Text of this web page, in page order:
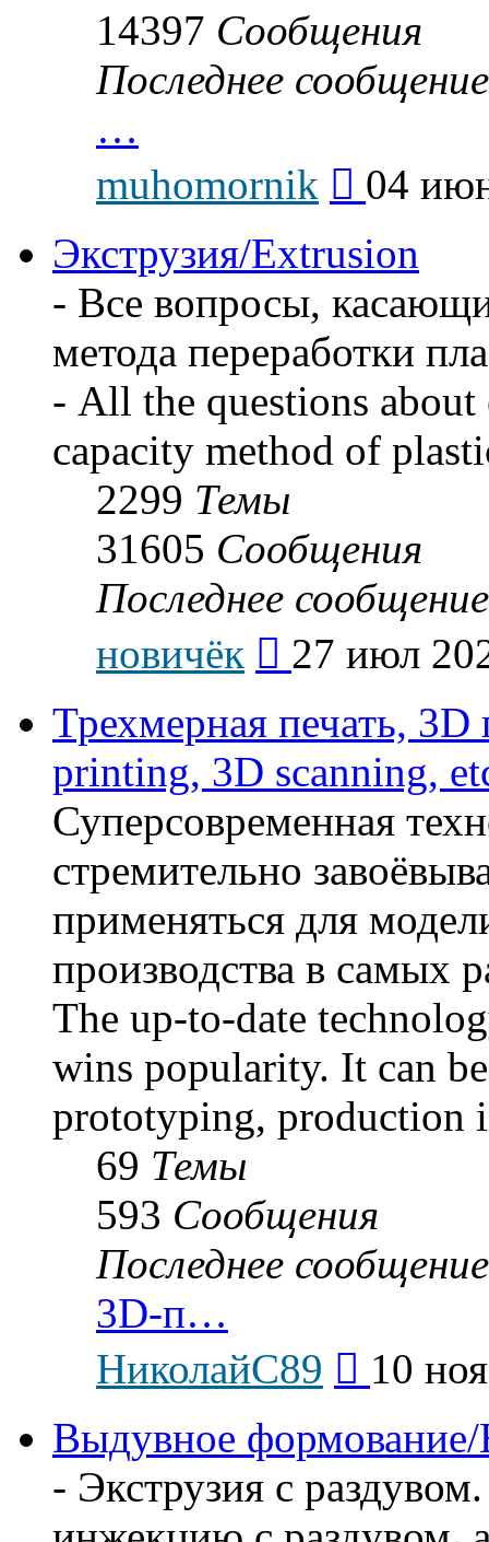
14397 Сообщения
Последнее сообщение
…
muhomornik
последнему
04
Экструзия/Extrusion
- Все вопросы,
метода переработки
- All the questions
capacity method of
2299 Темы
31605 Сообщения
Последнее сообщение
новичёк
последнему
27 июл
Трехмерная печать,
printing, 3D scanning,
Суперсовременная
стремительно
применяться для
производства в самых
The up-to-date
wins popularity. It can
prototyping, production
69 Темы
593 Сообщения
Последнее сообщение
3D-п…
НиколайС89
последнему
10
Выдувное
- Экструзия с